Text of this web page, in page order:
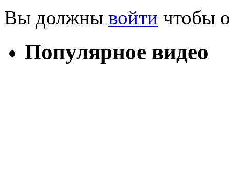
Вы должны войти чтобы
Популярное видео